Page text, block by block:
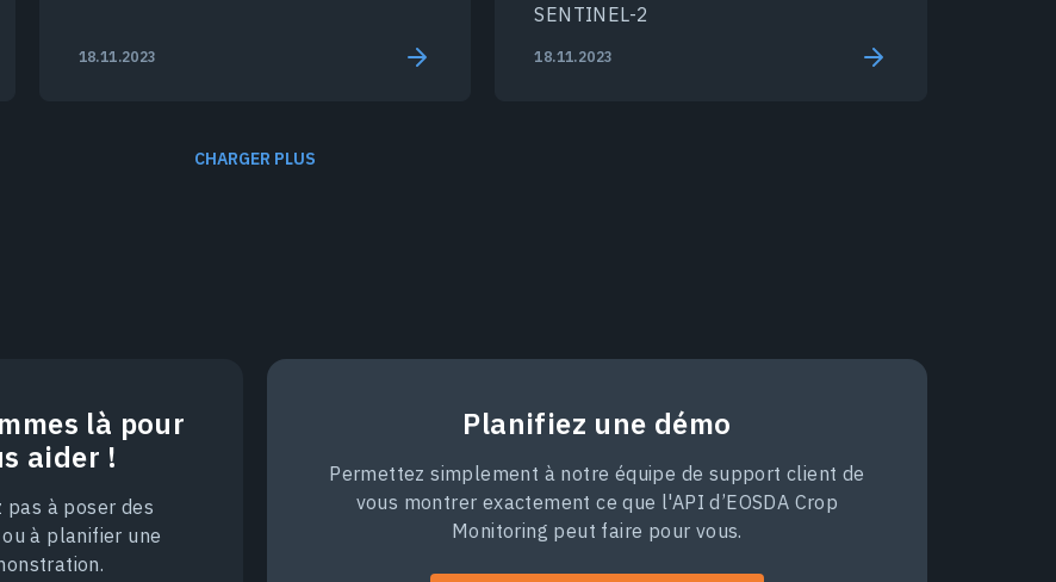
18.11.2023
SENTINEL-2
18.11.2023
CHARGER PLUS
là pour
aider !
pas à poser des
à planifier une
Planifiez une démo
Permettez simplement à notre équipe de support client de
vous montrer exactement ce que l'API d’EOSDA Crop
Monitoring peut faire pour vous.